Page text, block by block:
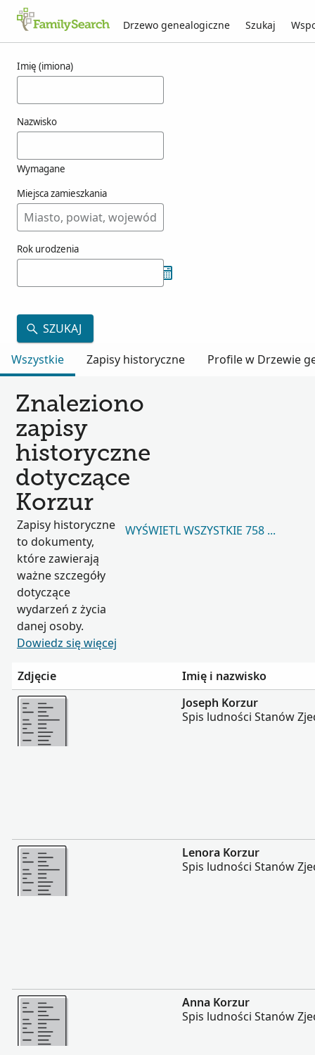
Drzewo genealogiczne Szukaj
Imię (imiona)
Nazwisko
Wymagane
Miejsca zamieszkania
Rok urodzenia
SZUKAJ
Wszystkie
Zapisy historyczne Profile w Drzewie
Znaleziono
zapisy
historyczne
dotyczące
Korzur
Zapisy historyczne
to dokumenty,
które zawierają
ważne szczegóły
dotyczące
wydarzeń z życia
danej osoby.
Dowiedz się więcej
WYŚWIETL WSZYSTKIE 758 823
Zdjęcie
Imię i nazwisko
Więcej
Joseph Korzur
Spis ludności Stanów
Więcej
Lenora Korzur
Spis ludności Stanów
Więcej
Anna Korzur
Spis ludności Stanów